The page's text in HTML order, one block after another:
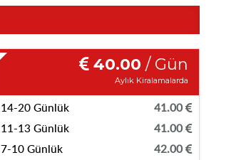
40.00 / Gün
Aylık Kiralamalarda
14-20 Günlük
11-13 Günlük
7-10 Günlük
41.00
41.00
42.00